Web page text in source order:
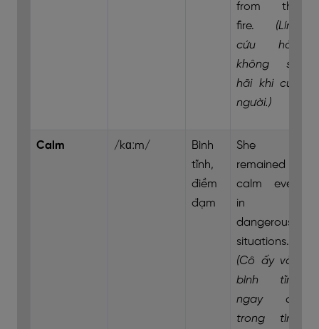
from the
fire. (Lính
cứu hỏa
không sợ
hãi khi cứu
người.)
Calm /kɑːm/
Bình
tĩnh,
điềm
đạm
She
remained
calm even
in
dangerous
situations.
(Cô ấy vẫn
bình tĩnh
ngay cả
trong tình